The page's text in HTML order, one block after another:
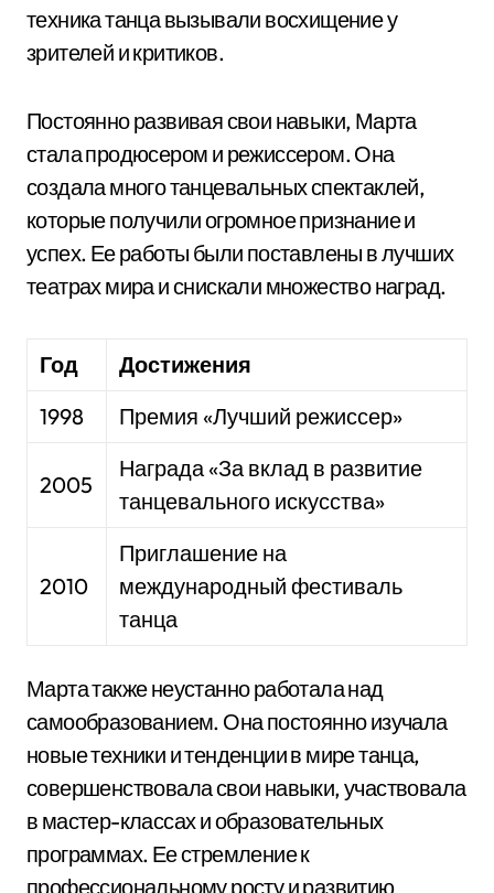
техника танца вызывали восхищение у
зрителей и критиков.
Постоянно развивая свои навыки, Марта
стала продюсером и режиссером. Она
создала много танцевальных спектаклей,
которые получили огромное признание и
успех. Ее работы были поставлены в лучших
театрах мира и снискали множество наград.
Год
Достижения
1998
Премия «Лучший режиссер»
2005
Награда «За вклад в развитие
танцевального искусства»
2010
Приглашение на
международный фестиваль
танца
Марта также неустанно работала над
самообразованием. Она постоянно изучала
новые техники и тенденции в мире танца,
совершенствовала свои навыки, участвовала
в мастер-классах и образовательных
программах. Ее стремление к
профессиональному росту и развитию